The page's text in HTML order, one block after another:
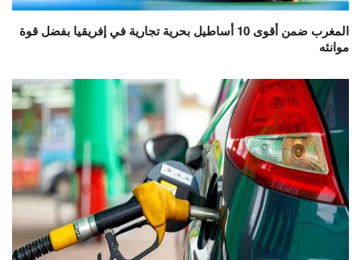
المغرب ضمن أقوى 10 أساطيل بحرية تجارية في إفريقيا بفضل قوة
موانئه